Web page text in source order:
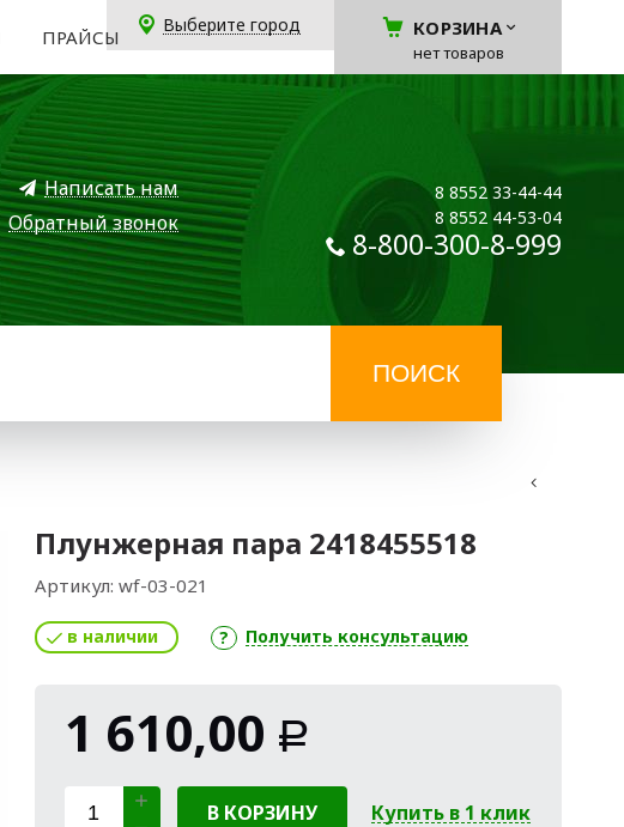
ПРАЙСЫ
Выберите город КОРЗИНА
нет товаров
Написать нам
Обратный звонок
8 8552 33-44-44
8 8552 44-53-04
8-800-300-8-999
Плунжерная пара 2418455518
Артикул: wf-03-021
в наличии Получить консультацию
1 610,00 Р
В КОРЗИНУ Купить в 1 клик